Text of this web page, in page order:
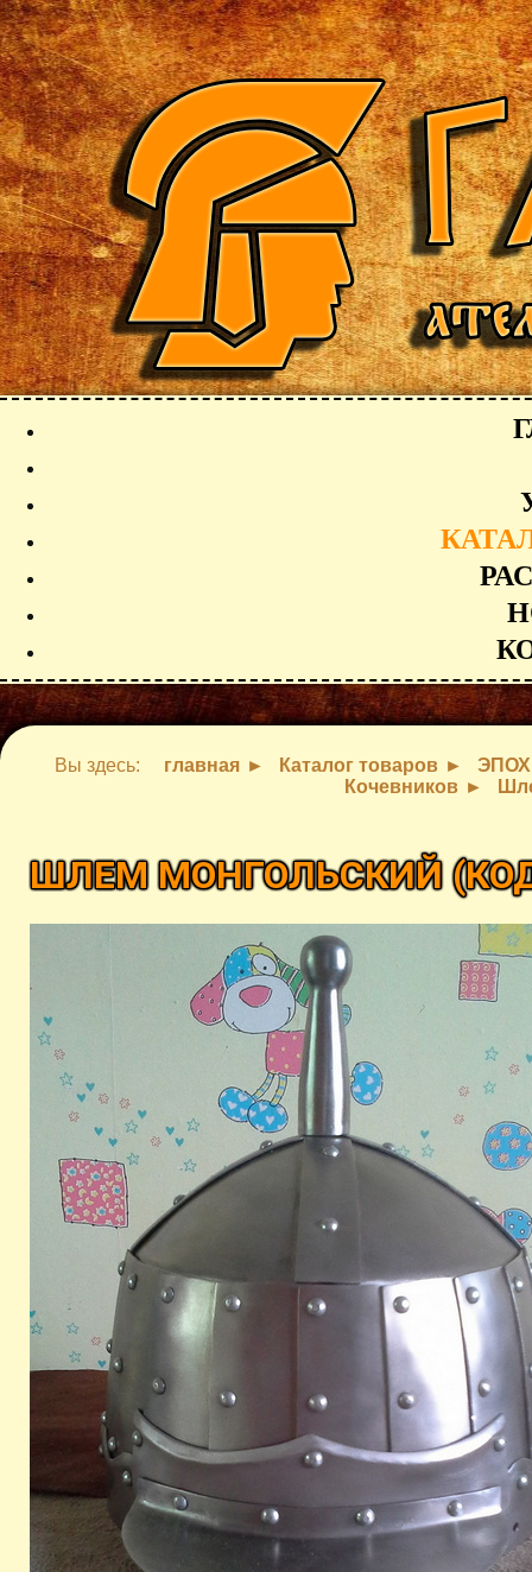
Вы здесь: главная Каталог товаров
Кочевников
ШЛЕМ МОНГОЛЬСКИЙ